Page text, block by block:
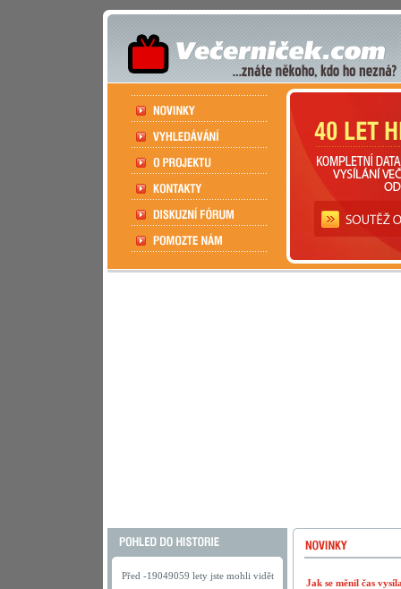
Před -19049059 lety jste mohli vidět
Jak se měnil čas